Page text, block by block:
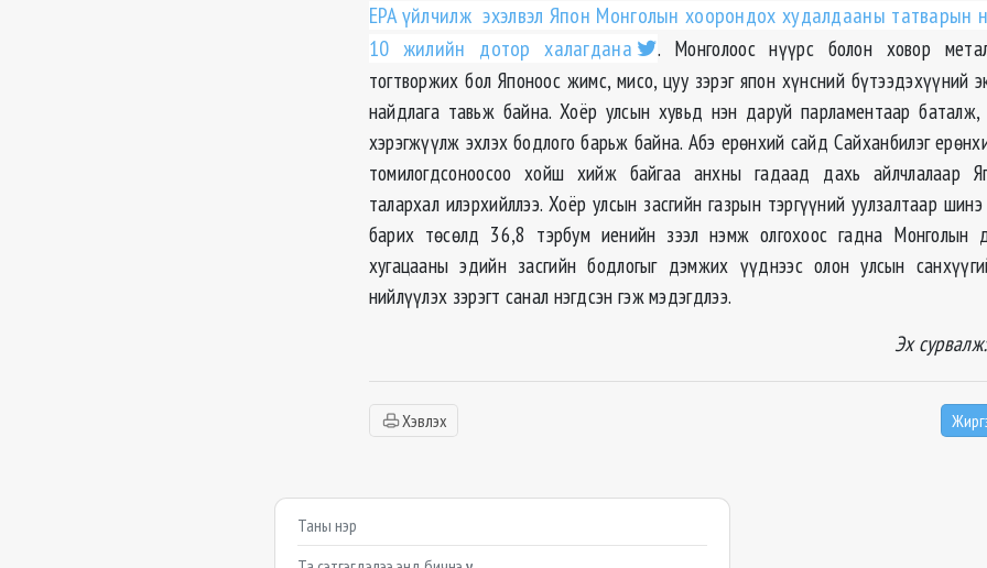
EPA үйлчилж эхэлвэл Япон Монголын хоорондох худалдааны татварын
10 жилийн дотор халагдана
. Монголоос нүүрс болон ховор
тогтворжих бол Японоос жимс, мисо, цуу зэрэг япон хүнсний бүтээдэхүүний
найдлага тавьж байна. Хоёр улсын хувьд нэн даруй парламентаар баталж,
хэрэгжүүлж эхлэх бодлого барьж байна. Абэ ерөнхий сайд Сайханбилэг
томилогдсоноосоо хойш хийж байгаа анхны гадаад дахь айлчлалаар
талархал илэрхийллээ. Хоёр улсын засгийн газрын тэргүүний уулзалтаар
барих төсөлд 36,8 тэрбум иенийн зээл нэмж олгохоос гадна Монголын
хугацааны эдийн засгийн бодлогыг дэмжих үүднээс олон улсын
нийлүүлэх зэрэгт санал нэгдсэн гэж мэдэгдлээ.
Эх
Хэвлэх
Сэтгэгдэл бичих
Example textarea